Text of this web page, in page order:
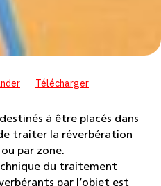
Télécharger
à être placés dans
traiter la réverbération
par zone.
du traitement
par l’objet est